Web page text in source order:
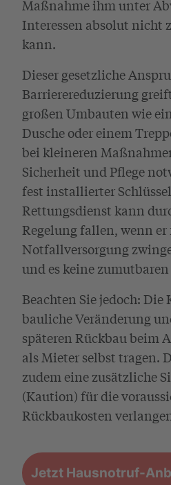
Maßnahme ihm unter
Interessen absolut nicht
kann.
Dieser gesetzliche
Barrierereduzierung
großen Umbauten wie
Dusche oder einem
bei kleineren
Sicherheit und Pflege
fest installierter
Rettungsdienst kann
Regelung fallen, wenn
Notfallversorgung
und es keine
Beachten Sie jedoch: Die
bauliche Veränderung
späteren Rückbau beim
als Mieter selbst tragen.
zudem eine zusätzliche
(Kaution) für die
Rückbaukosten
Jetzt Hausnotruf-